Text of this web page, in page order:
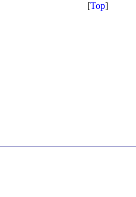
[Top]